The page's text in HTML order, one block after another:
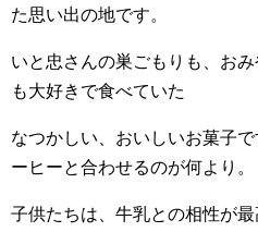
た思い出の地です。
いと忠さんの巣ごもりも、お
も大好きで食べていた
なつかしい、おいしいお菓子
ーヒーと合わせるのが何より。
子供たちは、牛乳との相性が